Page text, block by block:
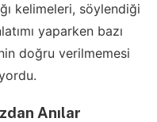
kelimeleri, söylendiği
yaparken bazı
doğru verilmemesi
Anılar